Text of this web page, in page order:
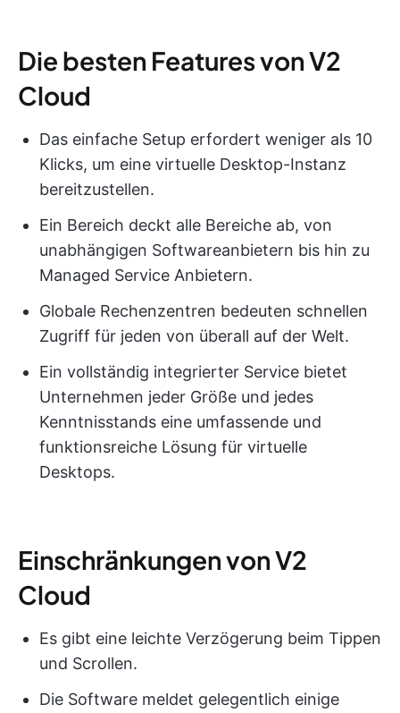
Die besten Features von V2
Cloud
Das einfache Setup erfordert weniger als 10
Klicks, um eine virtuelle Desktop-Instanz
bereitzustellen.
Ein Bereich deckt alle Bereiche ab, von
unabhängigen Softwareanbietern bis hin zu
Managed Service Anbietern.
Globale Rechenzentren bedeuten schnellen
Zugriff für jeden von überall auf der Welt.
Ein vollständig integrierter Service bietet
Unternehmen jeder Größe und jedes
Kenntnisstands eine umfassende und
funktionsreiche Lösung für virtuelle
Desktops.
Einschränkungen von V2
Cloud
Es gibt eine leichte Verzögerung beim Tippen
und Scrollen.
Die Software meldet gelegentlich einige